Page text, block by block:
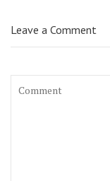
Leave a Comment